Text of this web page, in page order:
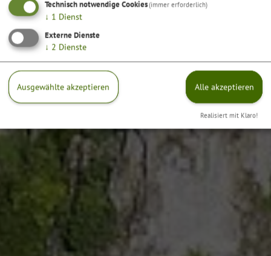
Technisch notwendige Cookies(immer erforderlich)
↓ 1 Dienst
Externe Dienste
↓ 2 Dienste
Ausgewählte akzeptieren Alle akzeptieren
Realisiert mit Klaro!